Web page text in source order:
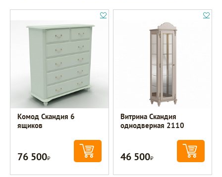
Комод Скандия 6
ящиков
76 500Р
Витрина Скандия
однодверная 2110
46 500Р